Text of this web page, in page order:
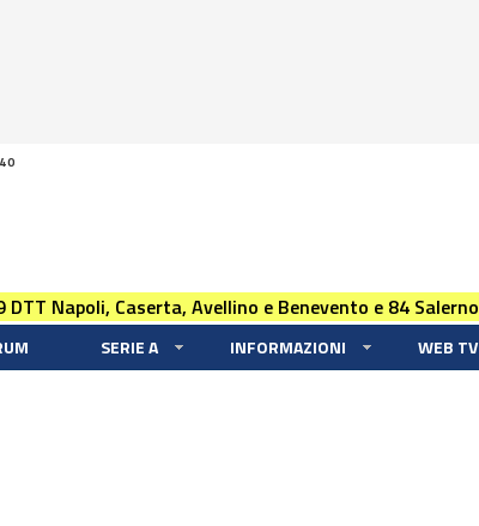
Napoli, Caserta, Avellino e Benevento e 84 Salerno
SERIE A INFORMAZIONI WEB TV